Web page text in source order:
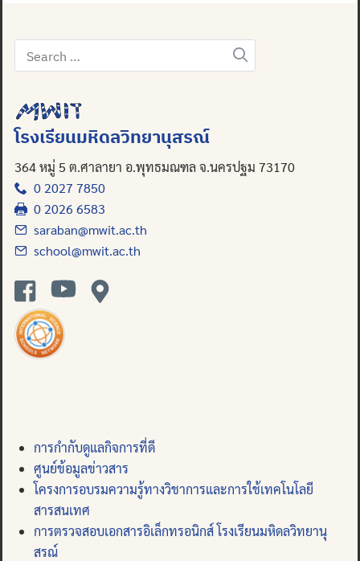
Search
for:
โรงเรียนมหิดลวิทยานุสรณ์
364 หมู่ 5 ต.ศาลายา อ.พุทธมณฑล จ.นครปฐม 73170
0 2027 7850
0 2026 6583
saraban@mwit.ac.th
school@mwit.ac.th
การกำกับดูแลกิจการที่ดี
ศูนย์ข้อมูลข่าวสาร
โครงการอบรมความรู้ทางวิชาการและการใช้เทคโนโลยี
สารสนเทศ
การตรวจสอบเอกสารอิเล็กทรอนิกส์ โรงเรียนมหิดลวิทยานุ
สรณ์